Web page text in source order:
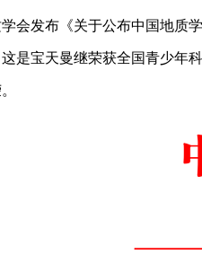
会发布《关于公布中国地质
是宝天曼继荣获全国青少年